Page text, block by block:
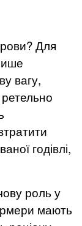
Для
вагу,
годівлі,
роль у
мають